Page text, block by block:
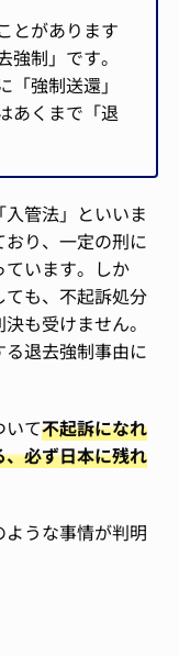
とがあります
制」です。
強制送還」
あくまで「退
管法」といいま
り、一定の刑に
います。しか
も、不起訴処分
も受けません。
退去強制事由に
いて不起訴になれ
必ず日本に残れ
うな事情が判明